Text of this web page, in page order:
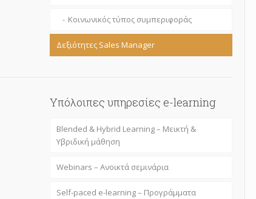
Κοινωνικός τύπος συμπεριφοράς
Δεξιότητες Sales Manager
Υπόλοιπες υπηρεσίες e-learning
Blended & Hybrid Learning – Mεικτή &
Υβριδική μάθηση
Webinars – Ανοικτά σεμινάρια
Self-paced e-learning – Προγράμματα